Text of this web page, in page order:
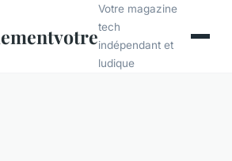
Votre magazine
tech
indépendant et
ludique